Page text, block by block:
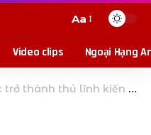
Aa
Video clips Ngoại Hạng
kiến ​​tạo trung tâm mọi thời đại trong lịch sử NBA